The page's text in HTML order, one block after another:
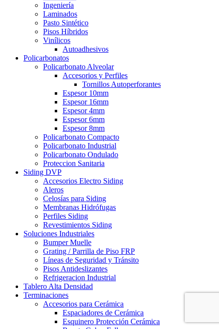
Ingeniería
Laminados
Pasto Sintético
Pisos Híbridos
Vinílicos
Autoadhesivos
Policarbonatos
Policarbonato Alveolar
Accesorios y Perfiles
Tornillos Autoperforantes
Espesor 10mm
Espesor 16mm
Espesor 4mm
Espesor 6mm
Espesor 8mm
Policarbonato Compacto
Policarbonato Industrial
Policarbonato Ondulado
Proteccion Sanitaria
Siding DVP
Accesorios Electro Siding
Aleros
Celosías para Siding
Membranas Hidrófugas
Perfiles Siding
Revestimientos Siding
Soluciones Industriales
Bumper Muelle
Grating / Parrilla de Piso FRP
Líneas de Seguridad y Tránsito
Pisos Antideslizantes
Refrigeracion Industrial
Tablero Alta Densidad
Terminaciones
Accesorios para Cerámica
Espaciadores de Cerámica
Esquinero Protección Cerámica